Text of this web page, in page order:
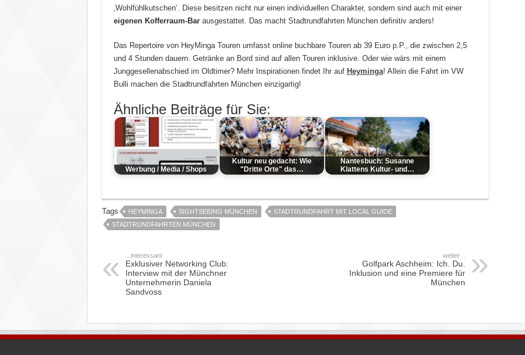
‚Wohlfühlkutschen‘. Diese besitzen nicht nur einen individuellen Charakter, sondern sind auch mit einer
eigenen Kofferraum-Barausgestattet. Das macht Stadtrundfahrten München definitiv anders!
Das Repertoire von HeyMinga Touren umfasst online buchbare Touren ab 39 Euro p.P., die zwischen 2,5
und 4 Stunden dauern. Getränke an Bord sind auf allen Touren inklusive. Oder wie wärs mit einem
Junggesellenabschied im Oldtimer? Mehr Inspirationen findet Ihr auf Heyminga! Allein die Fahrt im VW
Bulli machen die Stadtrundfahrten München einzigartig!
Ähnliche Beiträge für Sie:
Werbung / Media / Shops
Kultur neu gedacht: Wie
"Dritte Orte" das…
Nantesbuch: Susanne
Klattens Kultur- und…
Tags HEYMINGA SIGHTSEEING MÜNCHEN
STADTRUNDFAHRT MIT LOCAL GUIDE
STADTRUNDFAHRTEN MÜNCHEN
.. interessant
Exklusiver Networking Club:
Interview mit der Münchner
Unternehmerin Daniela
Sandvoss
weiter ..
Golfpark Aschheim: Ich. Du.
Inklusion und eine Premiere für
München